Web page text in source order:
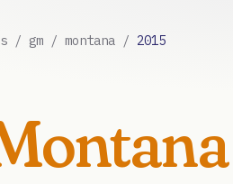
/ gm / montana / 2015